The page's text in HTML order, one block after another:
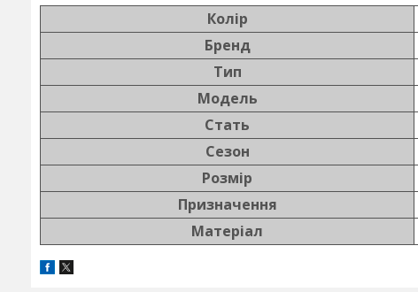
Колір
Бренд
Тип
Модель
Стать
Сезон
Розмір
Призначення
Матеріал